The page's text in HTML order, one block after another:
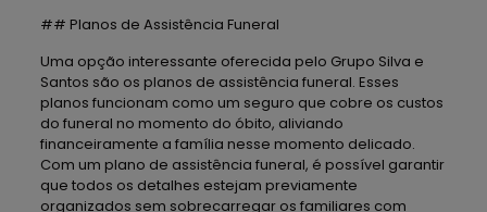
## Planos de Assistência Funeral
Uma opção interessante oferecida pelo Grupo Silva e
Santos são os planos de assistência funeral. Esses
planos funcionam como um seguro que cobre os custos
do funeral no momento do óbito, aliviando
financeiramente a família nesse momento delicado.
Com um plano de assistência funeral, é possível garantir
que todos os detalhes estejam previamente
organizados sem sobrecarregar os familiares com